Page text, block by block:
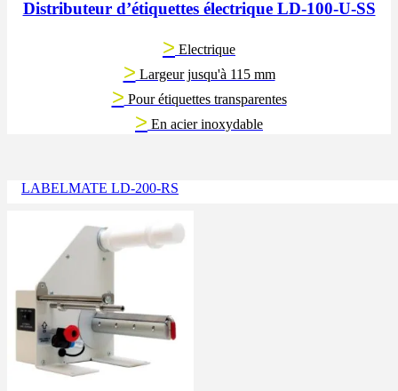
Distributeur d’étiquettes électrique LD-100-U-SS
> Electrique
> Largeur jusqu'à 115 mm
> Pour étiquettes transparentes
> En acier inoxydable
LABELMATE LD-200-RS